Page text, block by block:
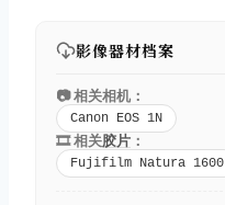
影像器材档案
📷 相关相机：
Canon EOS 1N
🎞️ 相关胶片 ：
Fujifilm Natura 1600